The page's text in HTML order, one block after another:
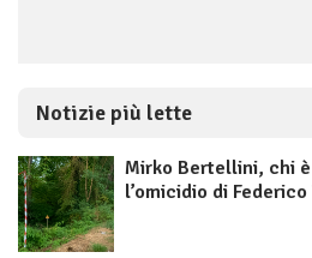
Notizie più lette
Mirko Bertellini, chi
l’omicidio di Federico